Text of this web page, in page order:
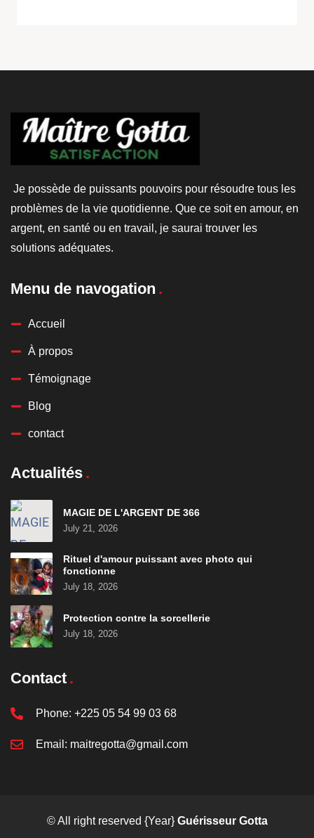
Je possède de puissants pouvoirs pour résoudre tous les
problèmes de la vie quotidienne. Que ce soit en amour, en
argent, en santé ou en travail, je saurai trouver les
solutions adéquates.
Menu de navogation
Accueil
À propos
Témoignage
Blog
contact
Actualités
MAGIE DE L'ARGENT DE 366
July 21, 2026
Rituel d'amour puissant avec photo qui
fonctionne
July 18, 2026
Protection contre la sorcellerie
July 18, 2026
Contact
Phone: +225 05 54 99 03 68
Email: maitregotta@gmail.com
© All right reserved {Year} Guérisseur Gotta